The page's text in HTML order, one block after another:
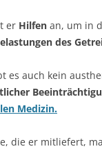
er Hilfen an, um in
des
es auch kein
Medizin.
die er mitliefert,